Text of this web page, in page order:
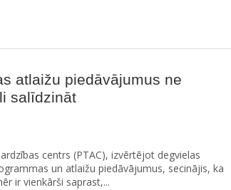
atlaižu piedāvājumus ne
salīdzināt
centrs (PTAC), izvērtējot degvielas
un atlaižu piedāvājumus, secinājis, ka
ir vienkārši saprast,...